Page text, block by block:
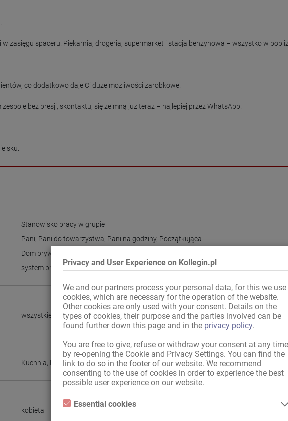
Privacy and User Experience on Kollegin.pl
We and our partners process your personal data, for this we use
cookies, which are necessary for the operation of the website.
Other cookies are only used with your consent. Details on the
types of cookies, their purpose and the parties involved can be
found further down this page and in the privacy policy.
You are free to give, refuse or withdraw your consent at any time
by re-opening the Cookie and Privacy Settings. You can find the
link to do so in the footer of our website. We recommend
consenting to the use of cookies in order to experience the best
possible user experience on our website.
Essential cookies
Essential cookies are all cookies necessary for the operation of the
zasięgu spaceru. Piekarnia, drogeria, supermarket i stacja benzynowa – wszystko w
co dodatkowo daje Ci duże możliwości zarobkowe!
bez presji, skontaktuj się ze mną już teraz – najlepiej przez WhatsApp.
Stanowisko pracy w grupie
Pani, Pani do towarzystwa, Pani na godziny, Początkująca
Dom prywatny
system prowizyjny
wszystkie akcesoria dla damy
Kuchnia ,Łazienka
kobieta